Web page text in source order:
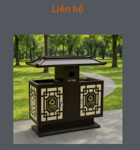
Liên hệ